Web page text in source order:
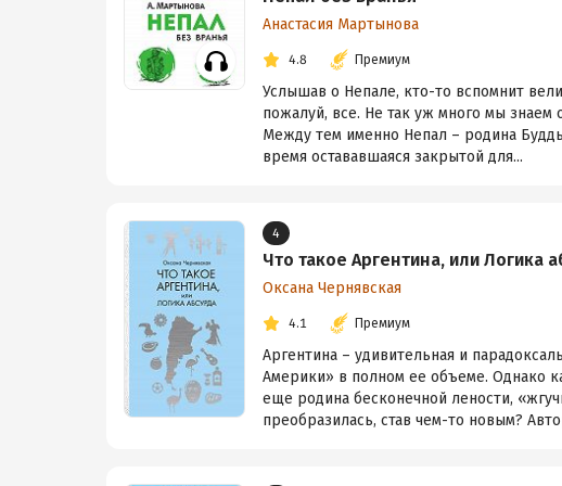
Анастасия Мартынова
4.8 Премиум
Услышав о Непале, кто-то вспомнит
пожалуй, все. Не так уж много мы знаем
Между тем именно Непал – родина
время остававшаяся закрытой для...
4
Что такое Аргентина, или Логика
Оксана Чернявская
4.1 Премиум
Аргентина – удивительная и
Америки» в полном ее объеме. Однако
еще родина бесконечной лености,
преобразилась, став чем-то новым?